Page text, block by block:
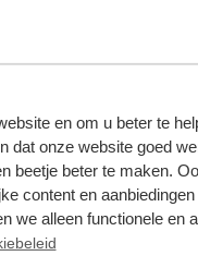
en om u beter te
dat onze website goed
beetje beter te maken.
content en
we alleen functionele en